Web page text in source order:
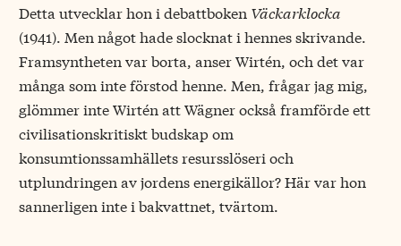
Detta utvecklar hon i debattboken Väckarklocka
(1941). Men något hade slocknat i hennes skrivande.
Framsyntheten var borta, anser Wirtén, och det var
många som inte förstod henne. Men, frågar jag mig,
glömmer inte Wirtén att Wägner också framförde ett
civilisationskritiskt budskap om
konsumtionssamhällets resursslöseri och
utplundringen av jordens energikällor? Här var hon
sannerligen inte i bakvattnet, tvärtom.